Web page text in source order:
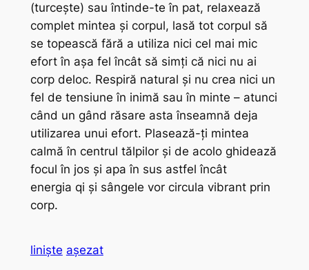
(turceşte) sau întinde-te în pat, relaxează
complet mintea şi corpul, lasă tot corpul să
se topească fără a utiliza nici cel mai mic
efort în aşa fel încât să simţi că nici nu ai
corp deloc. Respiră natural şi nu crea nici un
fel de tensiune în inimă sau în minte – atunci
când un gând răsare asta înseamnă deja
utilizarea unui efort. Plasează-ţi mintea
calmă în centrul tălpilor şi de acolo ghidează
focul în jos şi apa în sus astfel încât
energia qi şi sângele vor circula vibrant prin
corp.
liniște așezat